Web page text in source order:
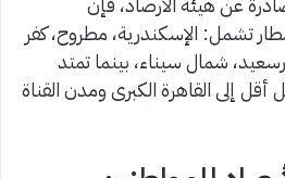
تشمل: الإسكندرية، مطروح، كفر
شمال سيناء، بينما تمتد
إلى القاهرة الكبرى ومدن القناة